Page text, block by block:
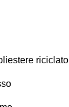
riciclato